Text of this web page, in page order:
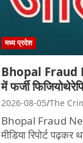
मध्य प्रदेश
Bhopal Fraud
में फर्जी
2026-08-05 The
Bhopal Fraud
मीडिया रिपोर्ट पढ़कर